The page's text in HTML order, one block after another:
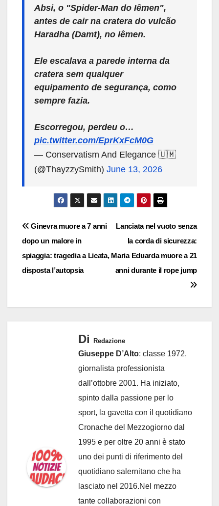
Absi, o "Spider-Man do Iêmen",
antes de cair na cratera do vulcão
Haradha (Damt), no Iêmen.
Ele escalava a parede interna da
cratera sem qualquer
equipamento de segurança, como
sempre fazia.
Escorregou, perdeu o…
pic.twitter.com/EprKxFcM0G
— Conservatism And Elegance 🇺🇲
(@ThayzzySmith) June 13, 2026
Navigazione
articoli
Lanciata nel vuoto senza
la corda di sicurezza:
Maria Eduarda muore a 21
anni durante il rope jump
Ginevra muore a 7 anni
dopo un malore in
spiaggia: tragedia a Licata,
disposta l’autopsia
Di Redazione
Giuseppe D’Alto: classe 1972,
giornalista professionista
dall’ottobre 2001. Ha iniziato,
spinto dalla passione per lo
sport, la gavetta con il quotidiano
Cronache del Mezzogiorno dal
1995 e per oltre 20 anni è stato
uno dei punti di riferimento del
quotidiano salernitano che ha
lasciato nel 2016.Nel mezzo
tante collaborazioni con